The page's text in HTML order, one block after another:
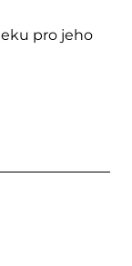
pro jeho